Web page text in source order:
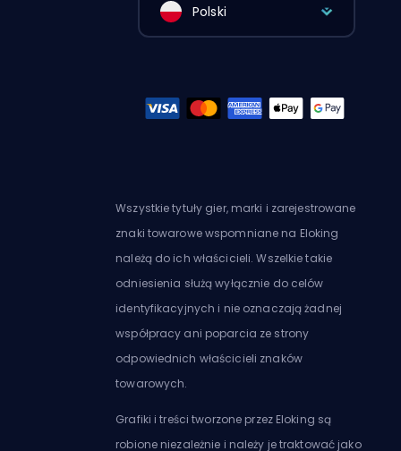
Polski
Wszystkie tytuły gier, marki i zarejestrowane
znaki towarowe wspomniane na Eloking
należą do ich właścicieli. Wszelkie takie
odniesienia służą wyłącznie do celów
identyfikacyjnych i nie oznaczają żadnej
współpracy ani poparcia ze strony
odpowiednich właścicieli znaków
towarowych.
Grafiki i treści tworzone przez Eloking są
robione niezależnie i należy je traktować jako